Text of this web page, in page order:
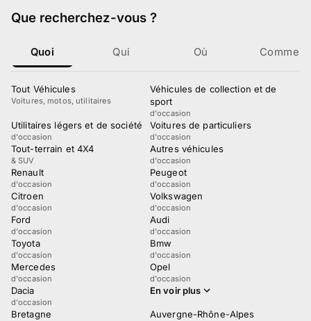
Que recherchez-vous ?
Quoi Qui Où Comment
Tout Véhicules
Voitures, motos, utilitaires
Véhicules de collection et de
sport
d'occasion
Utilitaires légers et de société
d'occasion
Voitures de particuliers
d'occasion
Tout-terrain et 4X4
& SUV
Autres véhicules
d'occasion
Renault
d'occasion
Peugeot
d'occasion
Citroen
d'occasion
Volkswagen
d'occasion
Ford
d'occasion
Audi
d'occasion
Toyota
d'occasion
Bmw
d'occasion
Mercedes
d'occasion
Opel
d'occasion
Dacia
d'occasion
En voir plus
Bretagne Auvergne-Rhône-Alpes